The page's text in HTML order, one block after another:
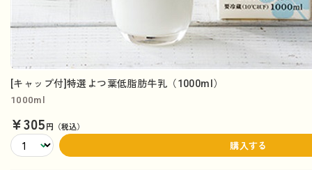
[キャップ付]特選よつ葉低脂肪牛乳（1000ml）
1000ml
¥305円（税込）
購入する